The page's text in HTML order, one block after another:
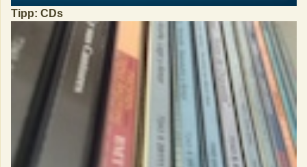
Tipp: CDs